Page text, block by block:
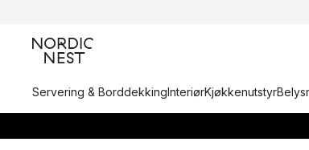
Servering & BorddekkingInteriørKjøkkenutstyr